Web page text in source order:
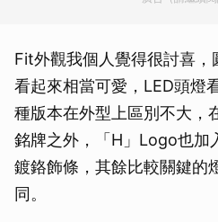
Fit外觀我個人覺得很討喜，
看起來相當可愛，LED頭燈
種版本在外型上區別不大，
銘牌之外，「H」Logo也加
鍍鉻飾條，其餘比較關鍵的
同。